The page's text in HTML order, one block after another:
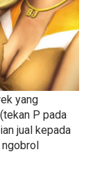
yang
P pada
jual kepada